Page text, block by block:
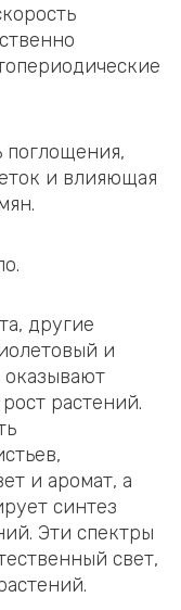
поглощения,
и влияющая
другие
и
оказывают
растений.
и аромат, а
синтез
Эти спектры
свет,